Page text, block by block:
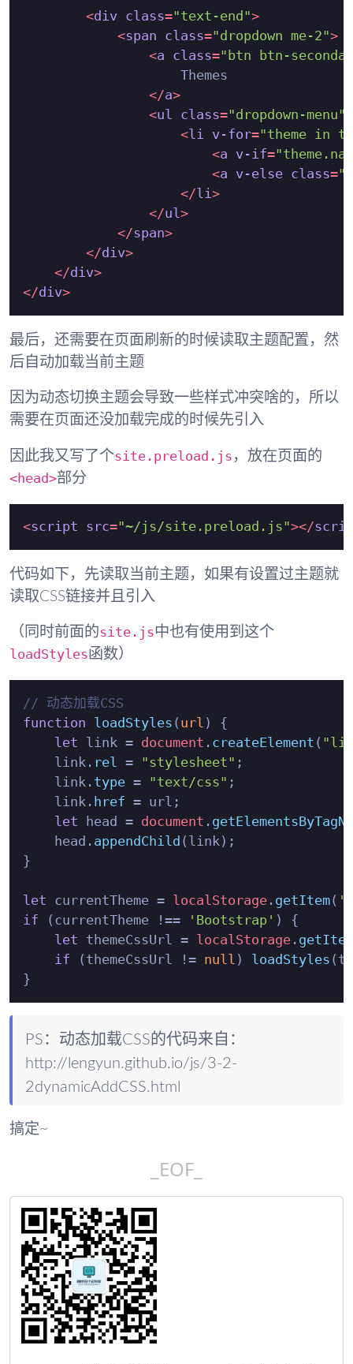
<div class="text-end">
<span class="dropdown me-2">
<a class="btn btn-
                    Themes
</a>
<ul class="dropdown-menu"
<li v-for="theme in
<a v-if=
<a v-else class=
</li>
</ul>
</span>
</div>
</div>
</div>
最后，还需要在页面刷新的时候读取主题配置，然
后自动加载当前主题
因为动态切换主题会导致一些样式冲突啥的，所以
需要在页面还没加载完成的时候先引入
因此我又写了个site.preload.js ，放在页面的
<head>部分
<script src="~/js/site.preload.js"></
代码如下，先读取当前主题，如果有设置过主题就
读取CSS链接并且引入
（同时前面的site.js中也有使用到这个
loadStyles 函数）
// 动态加载CSS
function loadStyles ( url ) {
let link = document . createElement (
    link.
rel = "stylesheet" ;
    link.
type = "text/css" ;
    link.
href = url;
let head = document .
    head.
appendChild (link);
}
let currentTheme = localStorage. getItem(
if (currentTheme !== 'Bootstrap' ) {
let themeCssUrl = localStorage. getItem
if (themeCssUrl != null ) loadStyles
PS：动态加载CSS的代码来自：
http://lengyun.github.io/js/3-2-
2dynamicAddCSS.html
搞定~
_EOF_